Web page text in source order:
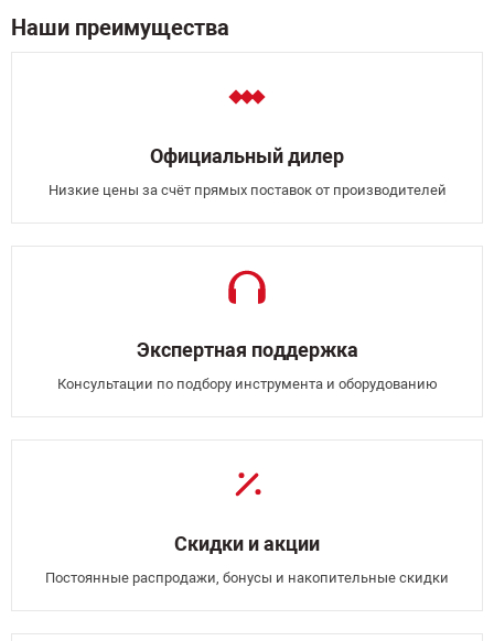
Наши преимущества
Официальный дилер
Низкие цены за счёт прямых поставок от производителей
Экспертная поддержка
Консультации по подбору инструмента и оборудованию
Скидки и акции
Постоянные распродажи, бонусы и накопительные скидки